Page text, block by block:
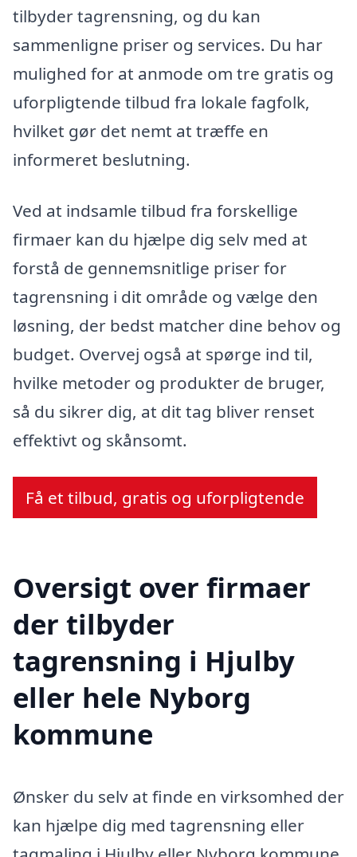
tilbyder tagrensning, og du kan
sammenligne priser og services. Du har
mulighed for at anmode om tre gratis og
uforpligtende tilbud fra lokale fagfolk,
hvilket gør det nemt at træffe en
informeret beslutning.
Ved at indsamle tilbud fra forskellige
firmaer kan du hjælpe dig selv med at
forstå de gennemsnitlige priser for
tagrensning i dit område og vælge den
løsning, der bedst matcher dine behov og
budget. Overvej også at spørge ind til,
hvilke metoder og produkter de bruger,
så du sikrer dig, at dit tag bliver renset
effektivt og skånsomt.
Få et tilbud, gratis og uforpligtende
Oversigt over firmaer
der tilbyder
tagrensning i Hjulby
eller hele Nyborg
kommune
Ønsker du selv at finde en virksomhed der
kan hjælpe dig med tagrensning eller